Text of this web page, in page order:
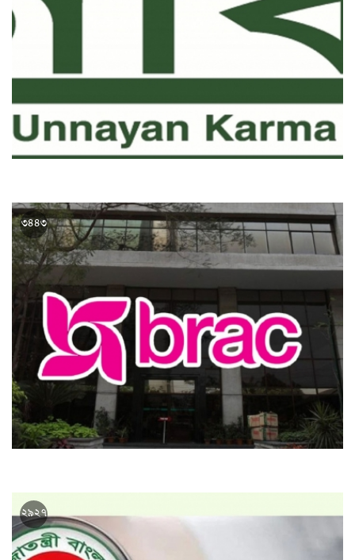
মাসে ১ লাখ বেতনে এনজিওতে চাকরির সুযোগ
৩৪৪৩
এইচএসসি পাসে ব্র্যাকে চাকরি, বেতন সাড়ে ১১ হাজার
২৯২৭